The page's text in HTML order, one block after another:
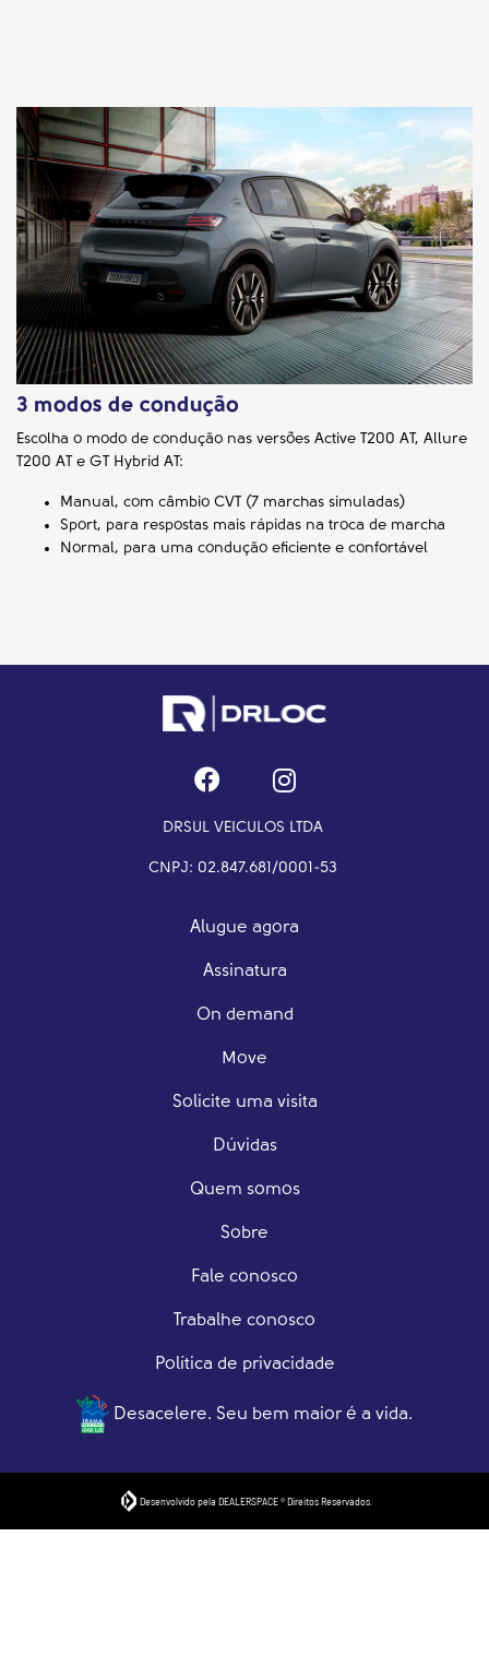
3 modos de condução
Escolha o modo de condução nas versões Active T200 AT, Allure
T200 AT e GT Hybrid AT:​ ​
Manual, com câmbio CVT (7 marchas simuladas)
Sport, para respostas mais rápidas na troca de marcha
Normal, para uma condução eficiente e confortável
DRSUL VEICULOS LTDA
CNPJ: 02.847.681/0001-53
Alugue agora
Assinatura
On demand
Move
Solicite uma visita
Dúvidas
Quem somos
Sobre
Fale conosco
Trabalhe conosco
Política de privacidade
Desacelere. Seu bem maior é a vida.
Desenvolvido pela DEALERSPACE ® Direitos Reservados.